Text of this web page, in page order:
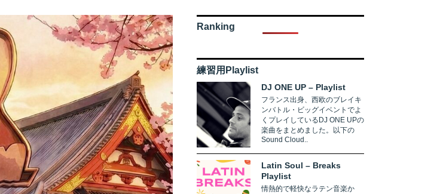
Ranking
練習用Playlist
DJ ONE UP – Playlist
フランス出身、西欧のブレイキ
ンバトル・ビッグイベントでよ
くプレイしているDJ ONE UPの
楽曲をまとめました。以下の
Sound Cloud..
Latin Soul – Breaks
Playlist
情熱的で軽快なラテン音楽か